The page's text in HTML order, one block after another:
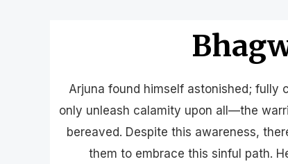
Arjuna found himself astonished; fully
only unleash calamity upon all—the
bereaved. Despite this awareness,
them to embrace this sinful path.